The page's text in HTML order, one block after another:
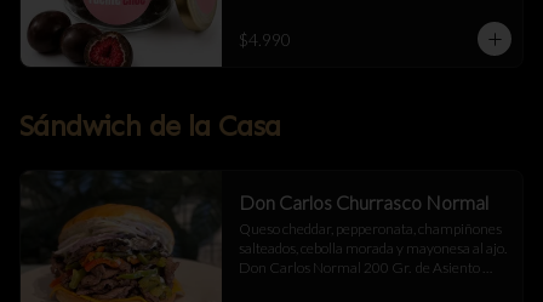
$4.990
Sándwich de la Casa
Don Carlos Churrasco Normal
Queso cheddar, pepperonata, champiñones
salteados, cebolla morada y mayonesa al ajo.
Don Carlos Normal 200 Gr.  de Asiento